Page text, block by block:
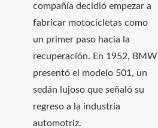
compañía decidió empezar a
fabricar motocicletas como
un primer paso hacia la
recuperación. En 1952, BMW
presentó el modelo 501, un
sedán lujoso que señaló su
regreso a la industria
automotriz.